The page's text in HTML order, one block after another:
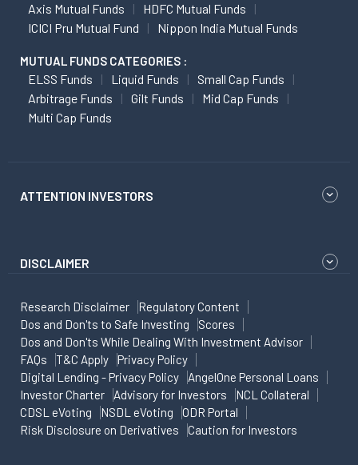
Axis Mutual Funds
HDFC Mutual Funds
ICICI Pru Mutual Fund
Nippon India Mutual Funds
MUTUAL FUNDS CATEGORIES :
ELSS Funds Liquid Funds
Small Cap Funds
Arbitrage Funds
Gilt Funds
Mid Cap Funds
Multi Cap Funds
ATTENTION INVESTORS
DISCLAIMER
Research Disclaimer
Regulatory Content
Dos and Don'ts to Safe Investing
Scores
Dos and Don'ts While Dealing With Investment Advisor
FAQs
T&C Apply
Privacy Policy
Digital Lending - Privacy Policy
AngelOne Personal Loans
Investor Charter
Advisory for Investors
NCL Collateral
CDSL eVoting
NSDL eVoting
ODR Portal
Risk Disclosure on Derivatives
Caution for Investors